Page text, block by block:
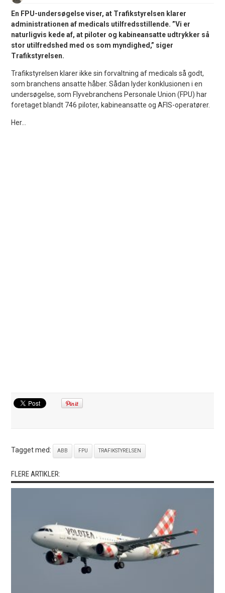
En FPU-undersøgelse viser, at Trafikstyrelsen klarer
administrationen af medicals utilfredsstillende. ”Vi er
naturligvis kede af, at piloter og kabineansatte udtrykker så
stor utilfredshed med os som myndighed,” siger
Trafikstyrelsen.
Trafikstyrelsen klarer ikke sin forvaltning af medicals så godt,
som branchens ansatte håber. Sådan lyder konklusionen i en
undersøgelse, som Flyvebranchens Personale Union (FPU) har
foretaget blandt 746 piloter, kabineansatte og AFIS-operatører.
Her...
Tagget med: ABB FPU TRAFIKSTYRELSEN
FLERE ARTIKLER: